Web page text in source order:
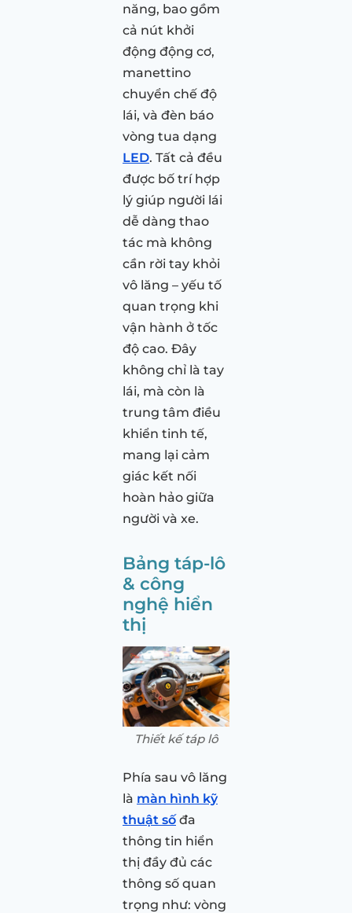
năng, bao gồm
cả nút khởi
động động cơ,
manettino
chuyển chế độ
lái, và đèn báo
vòng tua dạng
LED. Tất cả đều
được bố trí hợp
lý giúp người lái
dễ dàng thao
tác mà không
cần rời tay khỏi
vô lăng – yếu tố
quan trọng khi
vận hành ở tốc
độ cao. Đây
không chỉ là tay
lái, mà còn là
trung tâm điều
khiển tinh tế,
mang lại cảm
giác kết nối
hoàn hảo giữa
người và xe.
Bảng táp-lô
& công
nghệ hiển
thị
Thiết kế táp lô
Phía sau vô lăng
là màn hình kỹ
thuật sốđa
thông tin hiển
thị đầy đủ các
thông số quan
trọng như: vòng